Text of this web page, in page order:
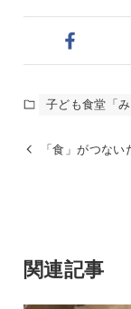
子ども食堂「
「食」がつない
関連記事